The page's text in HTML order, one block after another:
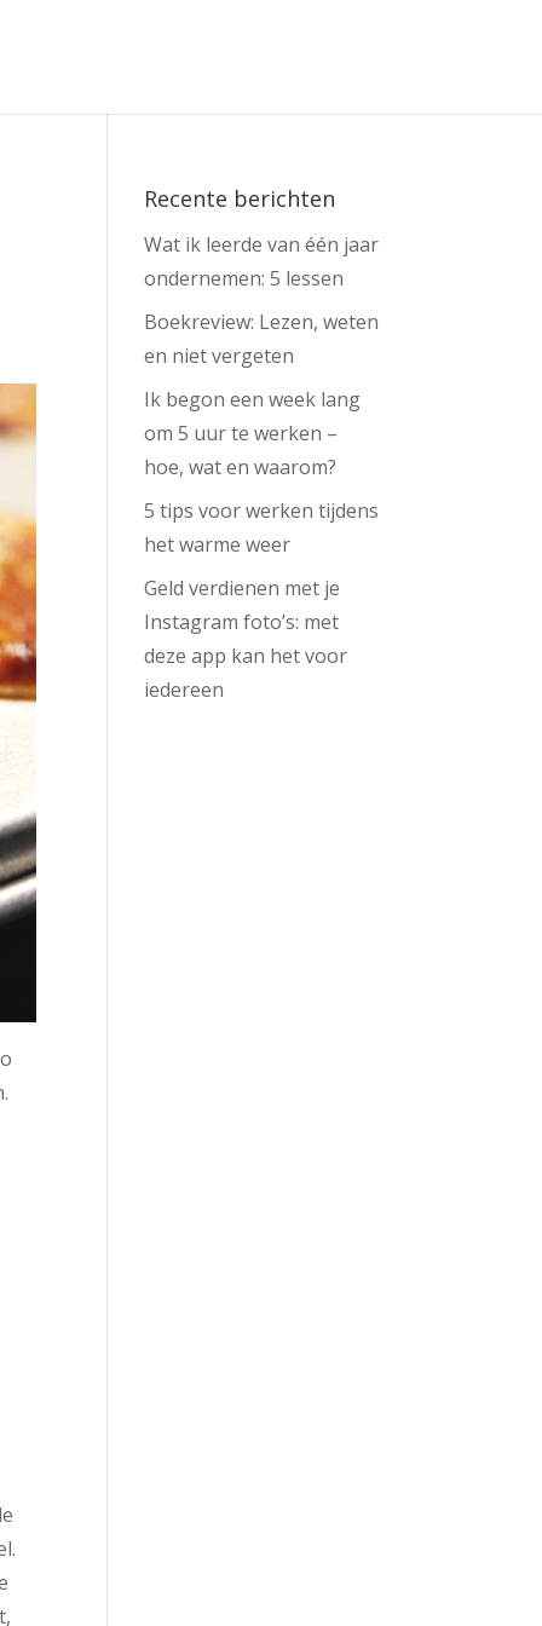
Recente berichten
Wat ik leerde van één jaar
ondernemen: 5 lessen
Boekreview: Lezen, weten
en niet vergeten
Ik begon een week lang
om 5 uur te werken –
hoe, wat en waarom?
5 tips voor werken tijdens
het warme weer
Geld verdienen met je
Instagram foto’s: met
deze app kan het voor
iedereen